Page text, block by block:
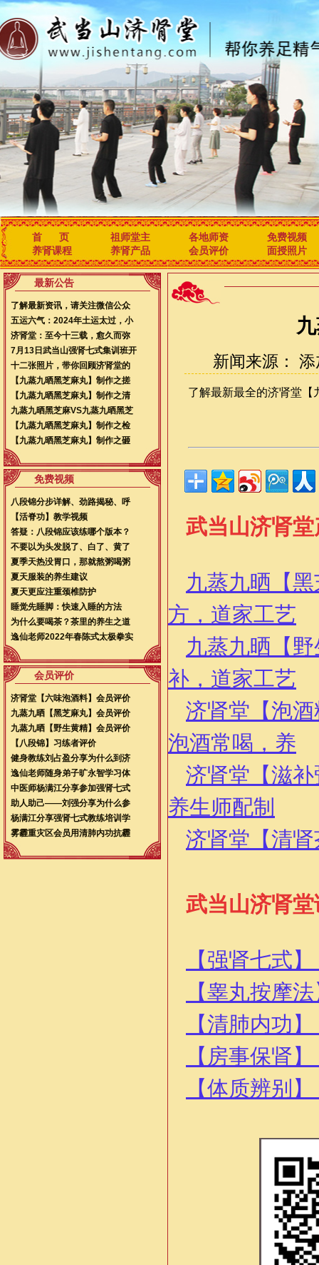
首 页 祖师堂主 各地师资
免费视频
养肾课程
养肾产品 会员评价 面授照片
最新公告
了解最新资讯，请关注微信公众
五运六气：2024年土运太过，小
济肾堂：至今十三载，愈久而弥
7月13日武当山强肾七式集训班开
十二张照片，带你回顾济肾堂的
【九蒸九晒黑芝麻丸】制作之搓
【九蒸九晒黑芝麻丸】制作之清
九蒸九晒黑芝麻VS九蒸九晒黑芝
【九蒸九晒黑芝麻丸】制作之检
【九蒸九晒黑芝麻丸】制作之砸
免费视频
八段锦分步详解、劲路揭秘、呼
【活脊功】教学视频
答疑：八段锦应该练哪个版本？
不要以为头发脱了、白了、黄了
夏季天热没胃口，那就熬粥喝粥
夏天服装的养生建议
夏天更应注重颈椎防护
睡觉先睡脚：快速入睡的方法
为什么要喝茶？茶里的养生之道
逸仙老师2022年春陈式太极拳实
会员评价
济肾堂【六味泡酒料】会员评价
九蒸九晒【黑芝麻丸】会员评价
九蒸九晒【野生黄精】会员评价
【八段锦】习练者评价
健身教练刘占盈分享为什么到济
逸仙老师随身弟子旷永智学习体
中医师杨满江分享参加强肾七式
助人助己——刘强分享为什么参
杨满江分享强肾七式教练培训学
雾霾重灾区会员用清肺内功抗霾
新闻来源：
了解最新最全的济肾堂【
武当山济肾
九蒸九晒【
方，道家工艺
九蒸九晒【
补，道家工艺
济肾堂【泡
泡酒常喝，养
济肾堂【滋
养生师配制
济肾堂【清
武当山济肾
【强肾七式
【睾丸按摩
【清肺内功
【房事保肾
【体质辨别